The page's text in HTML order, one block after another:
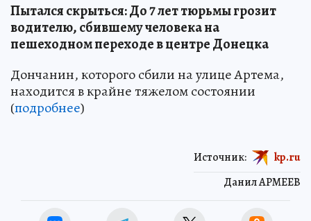
Пытался скрыться: До 7 лет тюрьмы грозит
водителю, сбившему человека на
пешеходном переходе в центре Донецка
Дончанин, которого сбили на улице Артема,
находится в крайне тяжелом состоянии
(подробнее)
Данил АРМЕЕВ
Источник: kp.ru